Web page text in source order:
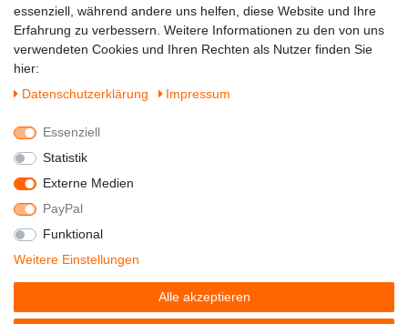
Preisangaben inkl. gesetzl. MwSt. | Grundpreise siehe
essenziell, während andere uns helfen, diese Website und Ihre
Erfahrung zu verbessern. Weitere Informationen zu den von uns
verwendeten Cookies und Ihren Rechten als Nutzer finden Sie
hier:
Daten­schutz­erklärung
Impressum
Essenziell
Statistik
Externe Medien
PayPal
Funktional
Weitere Einstellungen
Alle akzeptieren